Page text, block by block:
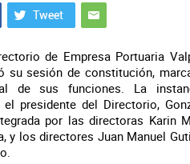
de Empresa Portuaria
su sesión de constitución,
de sus funciones. La
el presidente del Directorio,
por las directoras Karin
y los directores Juan Manuel